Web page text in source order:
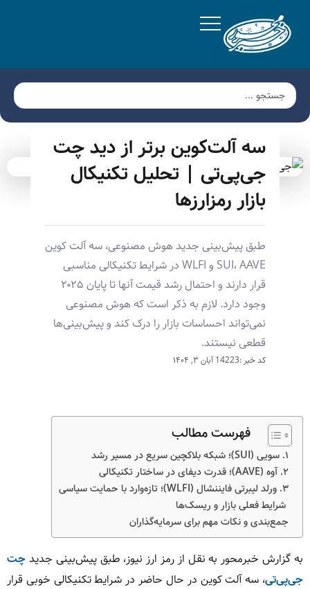
سه آلت‌کوین برتر از دید چت
جی‌پی‌تی | تحلیل تکنیکال
بازار رمزارزها
طبق پیش‌بینی جدید هوش مصنوعی، سه آلت کوین
SUI، AAVE و WLFI در شرایط تکنیکالی مناسبی
قرار دارند و احتمال رشد قیمت آنها تا پایان ۲۰۲۵
وجود دارد. لازم به ذکر است که هوش مصنوعی
نمی‌تواند احساسات بازار را درک کند و پیش‌بینی‌ها
قطعی نیستند.
کد خبر :14223 آبان ۳, ۱۴۰۴
فهرست مطالب
۱. سویی (SUI)؛ شبکه بلاکچین سریع در مسیر رشد
۲. آوه (AAVE)؛ قدرت دیفای در ساختار تکنیکالی
۳. ورلد لیبرتی فایننشال (WLFI)؛ تازه‌وارد با حمایت سیاسی
شرایط فعلی بازار و ریسک‌ها
جمع‌بندی و نکات مهم برای سرمایه‌گذاران
به گزارش خبرمحور به نقل از رمز ارز نیوز، طبق پیش‌بینی جدید چت
جی‌پی‌تی، سه آلت کوین در حال حاضر در شرایط تکنیکالی خوبی قرار